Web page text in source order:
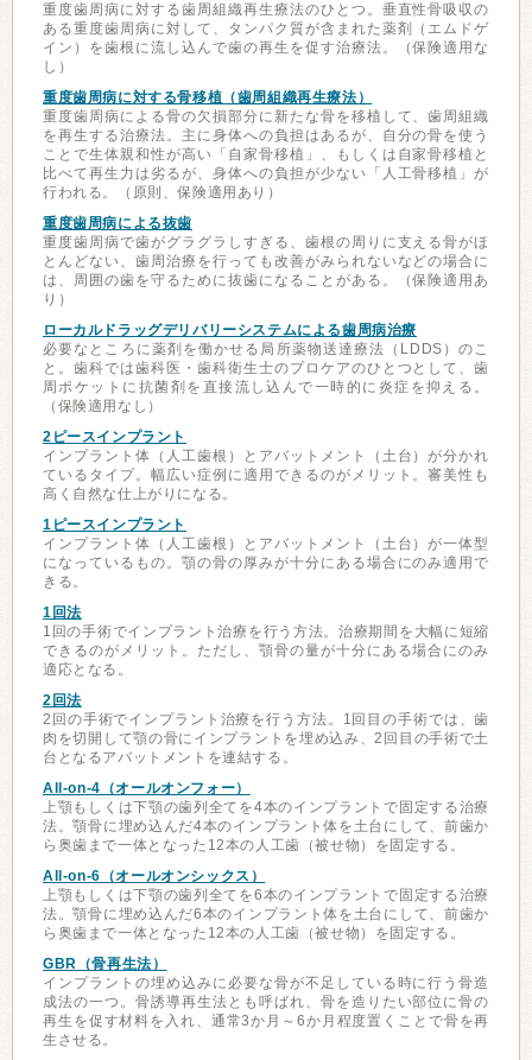
重度歯周病に対する歯周組織再生療法のひとつ。垂直性骨吸収の
ある重度歯周病に対して、タンパク質が含まれた薬剤（エムドゲ
イン）を歯根に流し込んで歯の再生を促す治療法。（保険適用な
し）
重度歯周病に対する骨移植（歯周組織再生療法）
重度歯周病による骨の欠損部分に新たな骨を移植して、歯周組織
を再生する治療法。主に身体への負担はあるが、自分の骨を使う
ことで生体親和性が高い「自家骨移植」、もしくは自家骨移植と
比べて再生力は劣るが、身体への負担が少ない「人工骨移植」が
行われる。（原則、保険適用あり）
重度歯周病による抜歯
重度歯周病で歯がグラグラしすぎる、歯根の周りに支える骨がほ
とんどない、歯周治療を行っても改善がみられないなどの場合に
は、周囲の歯を守るために抜歯になることがある。（保険適用あ
り）
ローカルドラッグデリバリーシステムによる歯周病治療
必要なところに薬剤を働かせる局所薬物送達療法（LDDS）のこ
と。歯科では歯科医・歯科衛生士のプロケアのひとつとして、歯
周ポケットに抗菌剤を直接流し込んで一時的に炎症を抑える。
（保険適用なし）
2ピースインプラント
インプラント体（人工歯根）とアバットメント（土台）が分かれ
ているタイプ。幅広い症例に適用できるのがメリット。審美性も
高く自然な仕上がりになる。
1ピースインプラント
インプラント体（人工歯根）とアバットメント（土台）が一体型
になっているもの。顎の骨の厚みが十分にある場合にのみ適用で
きる。
1回法
1回の手術でインプラント治療を行う方法。治療期間を大幅に短縮
できるのがメリット。ただし、顎骨の量が十分にある場合にのみ
適応となる。
2回法
2回の手術でインプラント治療を行う方法。1回目の手術では、歯
肉を切開して顎の骨にインプラントを埋め込み、2回目の手術で土
台となるアバットメントを連結する。
All-on-4（オールオンフォー）
上顎もしくは下顎の歯列全てを4本のインプラントで固定する治療
法。顎骨に埋め込んだ4本のインプラント体を土台にして、前歯か
ら奥歯まで一体となった12本の人工歯（被せ物）を固定する。
All-on-6（オールオンシックス）
上顎もしくは下顎の歯列全てを6本のインプラントで固定する治療
法。顎骨に埋め込んだ6本のインプラント体を土台にして、前歯か
ら奥歯まで一体となった12本の人工歯（被せ物）を固定する。
GBR（骨再生法）
インプラントの埋め込みに必要な骨が不足している時に行う骨造
成法の一つ。骨誘導再生法とも呼ばれ、骨を造りたい部位に骨の
再生を促す材料を入れ、通常3か月～6か月程度置くことで骨を再
生させる。